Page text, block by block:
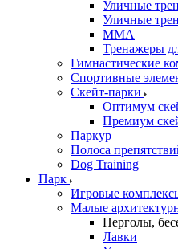
Уличные
Уличные
ММА
Тренажеры
Гимнастические
Спортивные
Скейт-парки
Оптимум
Премиум
Паркур
Полоса
Dog Training
Парк
Игровые
Малые
Перголы,
Лавки